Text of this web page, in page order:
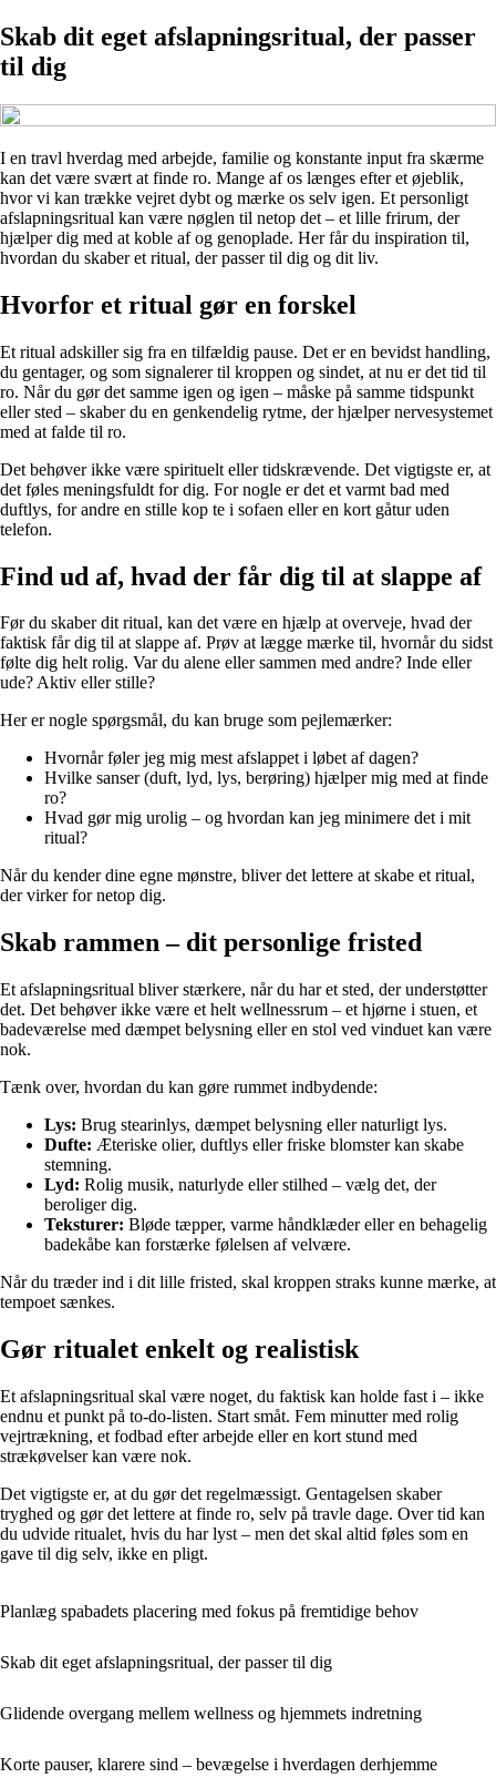
Skab dit eget afslapningsritual, der passer
til dig
I en travl hverdag med arbejde, familie og konstante input fra skærme
kan det være svært at finde ro. Mange af os længes efter et øjeblik,
hvor vi kan trække vejret dybt og mærke os selv igen. Et personligt
afslapningsritual kan være nøglen til netop det – et lille frirum, der
hjælper dig med at koble af og genoplade. Her får du inspiration til,
hvordan du skaber et ritual, der passer til dig og dit liv.
Hvorfor et ritual gør en forskel
Et ritual adskiller sig fra en tilfældig pause. Det er en bevidst handling,
du gentager, og som signalerer til kroppen og sindet, at nu er det tid til
ro. Når du gør det samme igen og igen – måske på samme tidspunkt
eller sted – skaber du en genkendelig rytme, der hjælper nervesystemet
med at falde til ro.
Det behøver ikke være spirituelt eller tidskrævende. Det vigtigste er, at
det føles meningsfuldt for dig. For nogle er det et varmt bad med
duftlys, for andre en stille kop te i sofaen eller en kort gåtur uden
telefon.
Find ud af, hvad der får dig til at slappe af
Før du skaber dit ritual, kan det være en hjælp at overveje, hvad der
faktisk får dig til at slappe af. Prøv at lægge mærke til, hvornår du sidst
følte dig helt rolig. Var du alene eller sammen med andre? Inde eller
ude? Aktiv eller stille?
Her er nogle spørgsmål, du kan bruge som pejlemærker:
Hvornår føler jeg mig mest afslappet i løbet af dagen?
Hvilke sanser (duft, lyd, lys, berøring) hjælper mig med at finde
ro?
Hvad gør mig urolig – og hvordan kan jeg minimere det i mit
ritual?
Når du kender dine egne mønstre, bliver det lettere at skabe et ritual,
der virker for netop dig.
Skab rammen – dit personlige fristed
Et afslapningsritual bliver stærkere, når du har et sted, der understøtter
det. Det behøver ikke være et helt wellnessrum – et hjørne i stuen, et
badeværelse med dæmpet belysning eller en stol ved vinduet kan være
nok.
Tænk over, hvordan du kan gøre rummet indbydende:
Lys: Brug stearinlys, dæmpet belysning eller naturligt lys.
Dufte: Æteriske olier, duftlys eller friske blomster kan skabe
stemning.
Lyd: Rolig musik, naturlyde eller stilhed – vælg det, der
beroliger dig.
Teksturer: Bløde tæpper, varme håndklæder eller en behagelig
badekåbe kan forstærke følelsen af velvære.
Når du træder ind i dit lille fristed, skal kroppen straks kunne mærke, at
tempoet sænkes.
Gør ritualet enkelt og realistisk
Et afslapningsritual skal være noget, du faktisk kan holde fast i – ikke
endnu et punkt på to-do-listen. Start småt. Fem minutter med rolig
vejrtrækning, et fodbad efter arbejde eller en kort stund med
strækøvelser kan være nok.
Det vigtigste er, at du gør det regelmæssigt. Gentagelsen skaber
tryghed og gør det lettere at finde ro, selv på travle dage. Over tid kan
du udvide ritualet, hvis du har lyst – men det skal altid føles som en
gave til dig selv, ikke en pligt.
Planlæg spabadets placering med fokus på fremtidige behov
Skab dit eget afslapningsritual, der passer til dig
Glidende overgang mellem wellness og hjemmets indretning
Korte pauser, klarere sind – bevægelse i hverdagen derhjemme